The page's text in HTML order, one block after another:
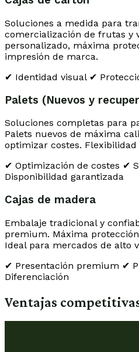
Soluciones a medida para
comercialización de frutas y
personalizado, máxima
impresión de marca.
✔ Identidad visual ✔
Palets (Nuevos y
Soluciones completas para
Palets nuevos de máxima
optimizar costes.
✔ Optimización de costes ✔
Disponibilidad garantizada
Cajas de madera
Embalaje tradicional y
premium. Máxima
Ideal para mercados de alto
✔ Presentación premium ✔
Diferenciación
Ventajas